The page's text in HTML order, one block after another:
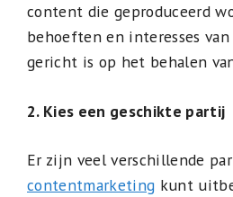
content die geproduceerd
behoeften en interesses
gericht is op het behalen
2. Kies een geschikte partij
Er zijn veel verschillende
contentmarketing kunt